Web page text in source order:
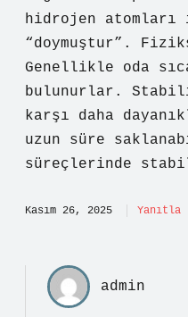
hidrojen atomları
“doymuştur”.
Genellikle oda
bulunurlar.
karşı daha
uzun süre
süreçlerinde
Kasım 26, 2025 Yanıtla
admin